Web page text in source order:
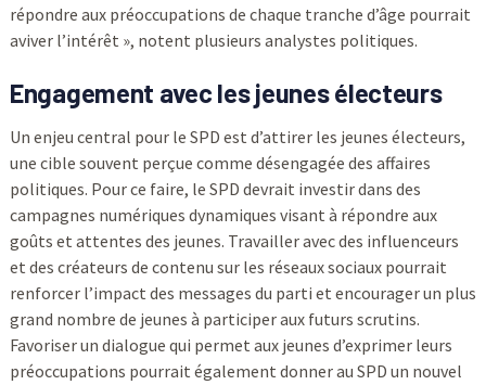
répondre aux préoccupations de chaque tranche d’âge pourrait
aviver l’intérêt », notent plusieurs analystes politiques.
Engagement avec les jeunes électeurs
Un enjeu central pour le SPD est d’attirer les jeunes électeurs,
une cible souvent perçue comme désengagée des affaires
politiques. Pour ce faire, le SPD devrait investir dans des
campagnes numériques dynamiques visant à répondre aux
goûts et attentes des jeunes. Travailler avec des influenceurs
et des créateurs de contenu sur les réseaux sociaux pourrait
renforcer l’impact des messages du parti et encourager un plus
grand nombre de jeunes à participer aux futurs scrutins.
Favoriser un dialogue qui permet aux jeunes d’exprimer leurs
préoccupations pourrait également donner au SPD un nouvel